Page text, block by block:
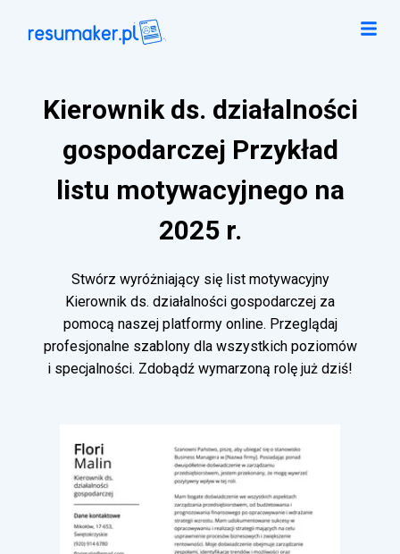
Kierownik ds. działalności
gospodarczej Przykład
listu motywacyjnego na
2025 r.
Stwórz wyróżniający się list motywacyjny
Kierownik ds. działalności gospodarczej za
pomocą naszej platformy online. Przeglądaj
profesjonalne szablony dla wszystkich poziomów
i specjalności. Zdobądź wymarzoną rolę już dziś!